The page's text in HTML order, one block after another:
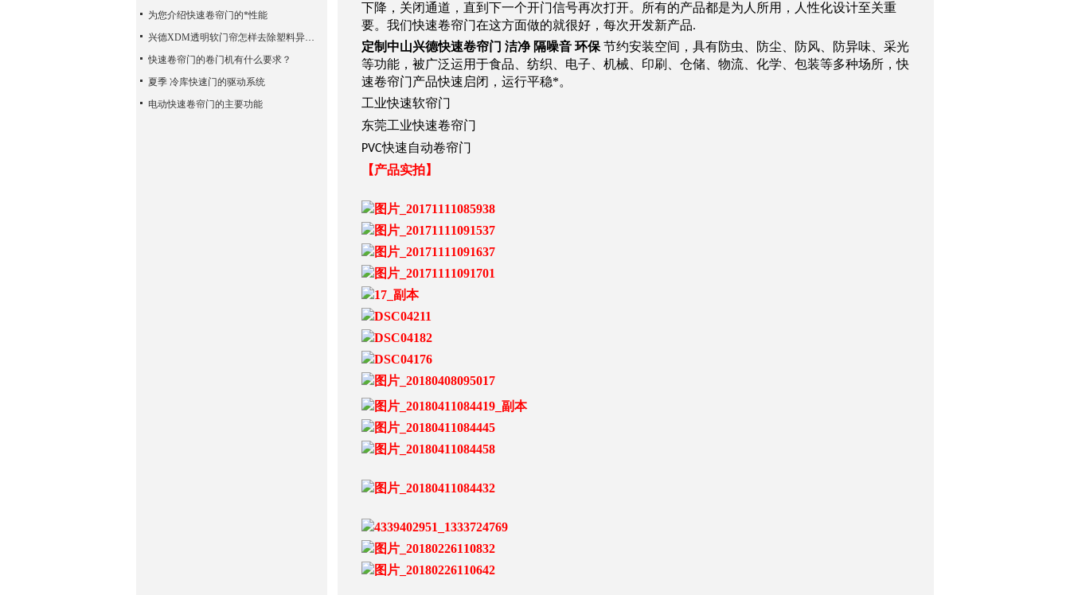
下降，关闭通道，直到下一个开门信号再次打开。所有的产品都是为人所用，人性化设计至关重
要。我们快速卷帘门在这方面做的就很好，每次开发新产品.
定制中山兴德快速卷帘门 洁净 隔噪音 环保节约安装空间，具有防虫、防尘、防风、防异味、采光
等功能，被广泛运用于食品、纺织、电子、机械、印刷、仓储、物流、化学、包装等多种场所，快
速卷帘门产品快速启闭，运行平稳*。
工业快速软帘门
东莞工业快速卷帘门
PVC快速自动卷帘门
【产品实拍】
为您介绍快速卷帘门的*性能
兴德XDM透明软门帘怎样去除塑料异味？
快速卷帘门的卷门机有什么要求？
夏季 冷库快速门的驱动系统
电动快速卷帘门的主要功能